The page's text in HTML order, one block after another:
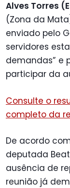
Alves Torres
(Zona da
enviado pelo
servidores
demandas” e
participar da
Consulte o
completo da
De acordo
deputada
ausência de
reunião já